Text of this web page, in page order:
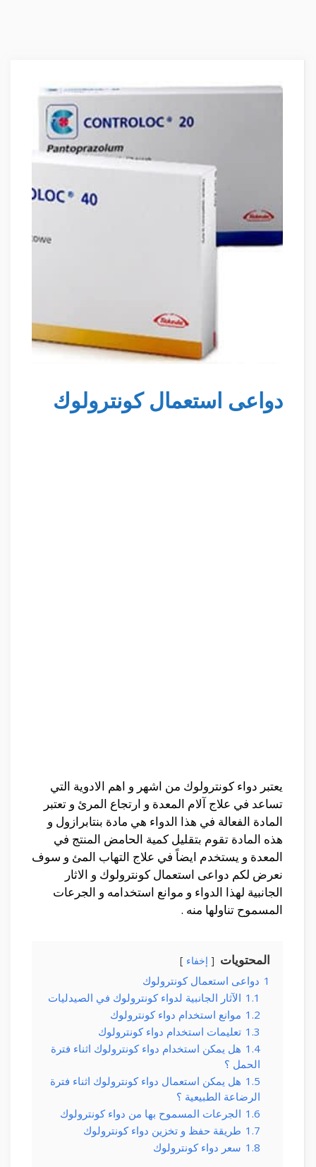
دواعى استعمال كونترولوك
يعتبر دواء كونترولوك من اشهر و اهم الادوية التي
تساعد في علاج آلام المعدة و ارتجاع المرئ و تعتبر
المادة الفعالة في هذا الدواء هي مادة بنتابرازول و
هذه المادة تقوم بتقليل كمية الحامض المنتج في
المعدة و يستخدم ايضاً في علاج التهاب المئ و سوف
نعرض لكم دواعى استعمال كونترولوك و الاثار
الجانبية لهذا الدواء و موانع استخدامه و الجرعات
المسموح تناولها منه .
المحتويات إخفاء
1 دواعى استعمال كونترولوك
1.1 الآثار الجانبية لدواء كونترولوك في الصيدليات
1.2 موانع استخدام دواء كونترولوك
1.3 تعليمات استخدام دواء كونترولوك
1.4 هل يمكن استخدام دواء كونترولوك اثناء فترة
الحمل ؟
1.5 هل يمكن استعمال دواء كونترولوك اثناء فترة
الرضاعة الطبيعية ؟
1.6 الجرعات المسموح بها من دواء كونترولوك
1.7 طريقة حفظ و تخزين دواء كونترولوك
1.8 سعر دواء كونترولوك